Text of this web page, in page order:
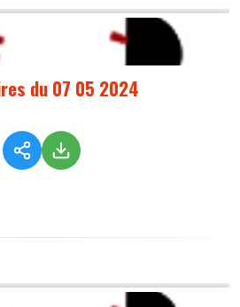
du 07 05 2024